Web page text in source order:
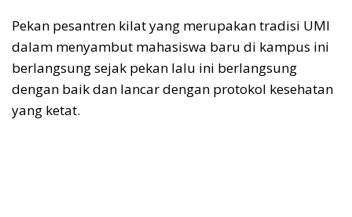
Pekan pesantren kilat yang merupakan tradisi UMI
dalam menyambut mahasiswa baru di kampus ini
berlangsung sejak pekan lalu ini berlangsung
dengan baik dan lancar dengan protokol kesehatan
yang ketat.